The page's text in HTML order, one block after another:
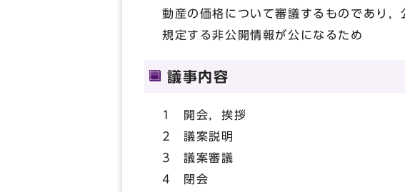
動産の価格について審議するものであり
規定する非公開情報が公になるため
議事内容
1 開会，挨拶
2 議案説明
3 議案審議
4 閉会